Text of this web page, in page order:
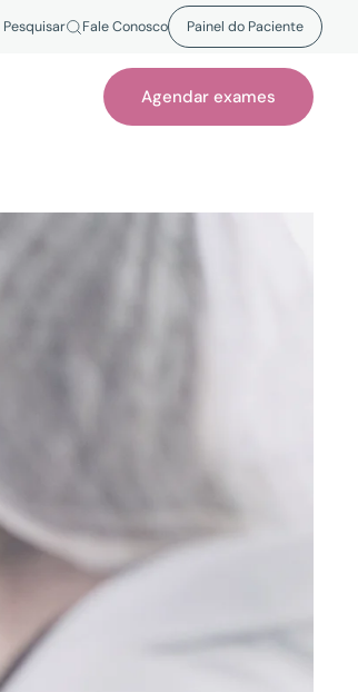
Pesquisar Fale Conosco Painel do Paciente
Agendar exames